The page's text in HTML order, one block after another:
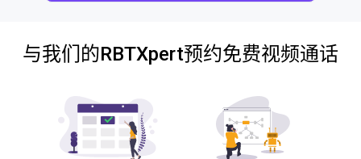
与我们的RBTXpert预约免费视频通话